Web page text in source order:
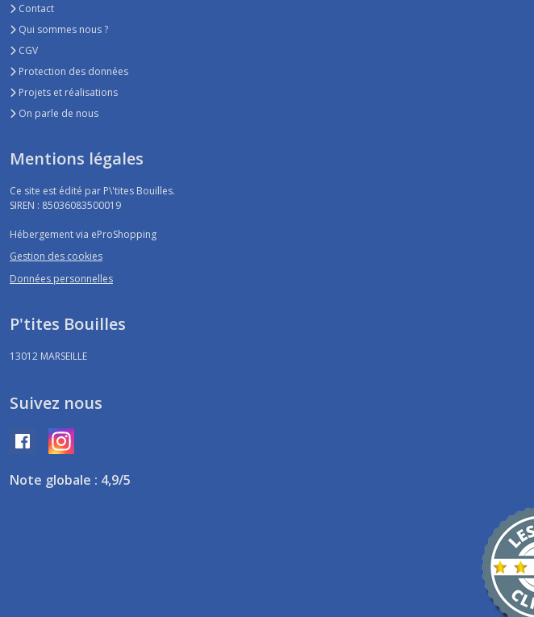
les
résultats
Contact
Qui sommes nous ?
CGV
Protection des données
Projets et réalisations
On parle de nous
Mentions légales
Ce site est édité par P\'tites Bouilles.
SIREN : 85036083500019
Hébergement via eProShopping
Gestion des cookies
Données personnelles
P'tites Bouilles
13012 MARSEILLE
Suivez nous
Note globale : 4,9/5